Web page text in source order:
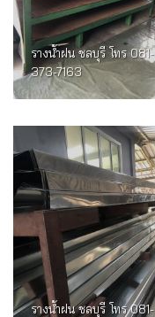
รางน้ำฝน ชลบุรี โทร 081-
373-7163
รางน้ำฝน ชลบุรี โทร 081-